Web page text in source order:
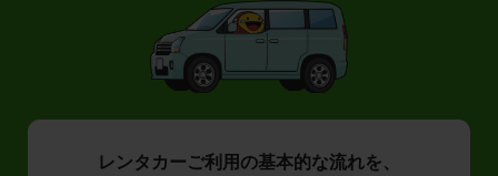
レンタカーご利用の基本的な流れを、